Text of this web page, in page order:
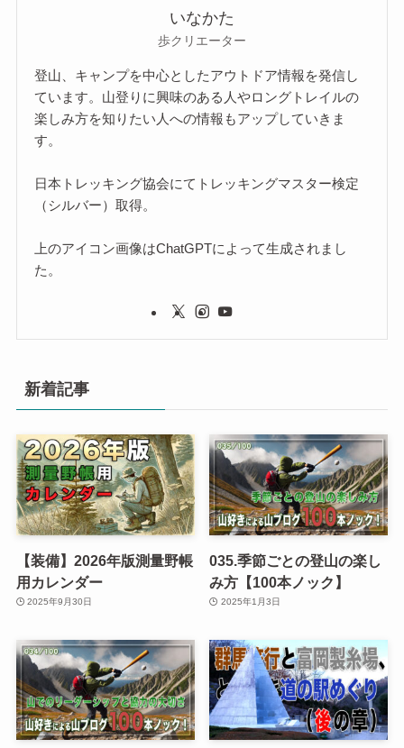
いなかた
歩クリエーター
登山、キャンプを中心としたアウトドア情報を発信し
ています。山登りに興味のある人やロングトレイルの
楽しみ方を知りたい人への情報もアップしていきま
す。
日本トレッキング協会にてトレッキングマスター検定
（シルバー）取得。
上のアイコン画像はChatGPTによって生成されまし
た。
新着記事
【装備】2026年版測量野帳
用カレンダー
2025年9月30日
035.季節ごとの登山の楽し
み方【100本ノック】
2025年1月3日